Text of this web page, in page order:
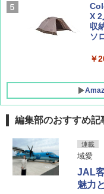
X 2
収
ソ
￥
-
レ
￥
編集部のおすすめ記
連載
域愛
JAL
魅力